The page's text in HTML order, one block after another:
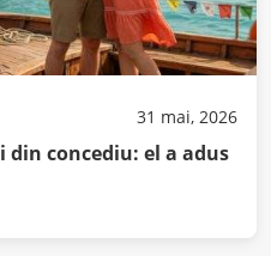
31 mai, 2026
concediu: el a adus